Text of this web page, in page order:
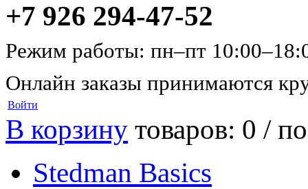
+7 926 294-47-52
Режим работы: пн–пт
Онлайн заказы принимаются
Войти
В корзину товаров: 0 /
Stedman Basics